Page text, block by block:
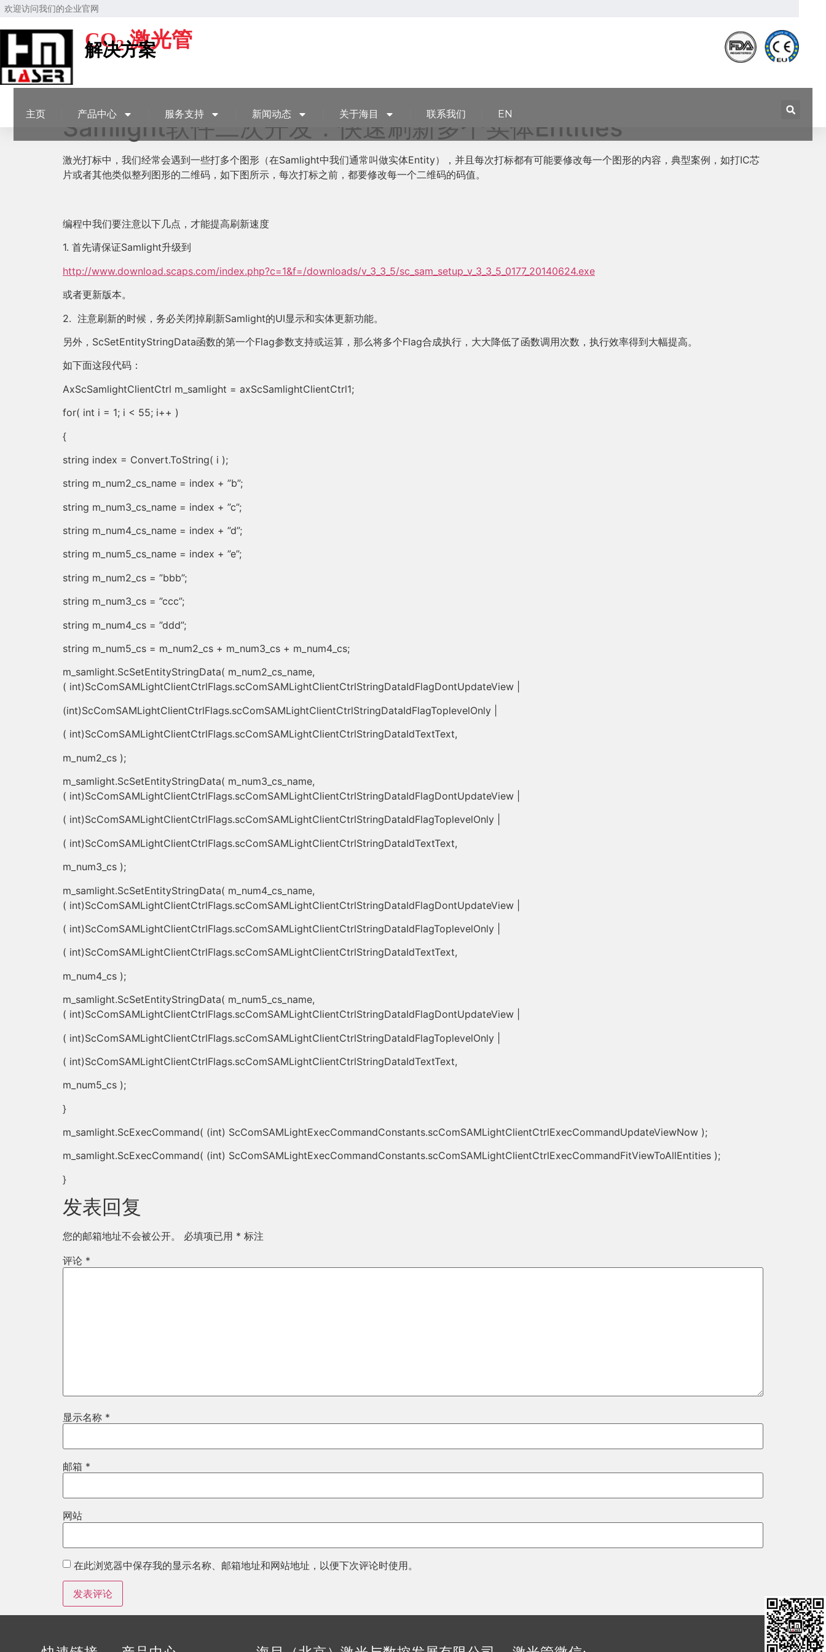
欢迎访问我们的企业官网
CO2激光管
解决方案
主页 产品中心 服务支持 新闻动态 关于海目 联系我们 EN
Samlight软件二次开发：快速刷新多个实体Entities
激光打标中，我们经常会遇到一些打多个图形（在Samlight中我们通常叫做实体Entity），并且每次打标都有可能要修改每一个图形的内容，典型案例，如打IC芯
片或者其他类似整列图形的二维码，如下图所示，每次打标之前，都要修改每一个二维码的码值。
编程中我们要注意以下几点，才能提高刷新速度
1. 首先请保证Samlight升级到
http://www.download.scaps.com/index.php?c=1&f=/downloads/v_3_3_5/sc_sam_setup_v_3_3_5_0177_20140624.exe
或者更新版本。
2. 注意刷新的时候，务必关闭掉刷新Samlight的UI显示和实体更新功能。
另外，ScSetEntityStringData函数的第一个Flag参数支持或运算，那么将多个Flag合成执行，大大降低了函数调用次数，执行效率得到大幅提高。
如下面这段代码：
AxScSamlightClientCtrl m_samlight = axScSamlightClientCtrl1;
for( int i = 1; i < 55; i++ )
{
string index = Convert.ToString( i );
string m_num2_cs_name = index + ”b”;
string m_num3_cs_name = index + ”c”;
string m_num4_cs_name = index + ”d”;
string m_num5_cs_name = index + ”e”;
string m_num2_cs = ”bbb”;
string m_num3_cs = ”ccc”;
string m_num4_cs = ”ddd”;
string m_num5_cs = m_num2_cs + m_num3_cs + m_num4_cs;
m_samlight.ScSetEntityStringData( m_num2_cs_name,
( int)ScComSAMLightClientCtrlFlags.scComSAMLightClientCtrlStringDataIdFlagDontUpdateView |
(int)ScComSAMLightClientCtrlFlags.scComSAMLightClientCtrlStringDataIdFlagToplevelOnly |
( int)ScComSAMLightClientCtrlFlags.scComSAMLightClientCtrlStringDataIdTextText,
m_num2_cs );
m_samlight.ScSetEntityStringData( m_num3_cs_name,
( int)ScComSAMLightClientCtrlFlags.scComSAMLightClientCtrlStringDataIdFlagDontUpdateView |
( int)ScComSAMLightClientCtrlFlags.scComSAMLightClientCtrlStringDataIdFlagToplevelOnly |
( int)ScComSAMLightClientCtrlFlags.scComSAMLightClientCtrlStringDataIdTextText,
m_num3_cs );
m_samlight.ScSetEntityStringData( m_num4_cs_name,
( int)ScComSAMLightClientCtrlFlags.scComSAMLightClientCtrlStringDataIdFlagDontUpdateView |
( int)ScComSAMLightClientCtrlFlags.scComSAMLightClientCtrlStringDataIdFlagToplevelOnly |
( int)ScComSAMLightClientCtrlFlags.scComSAMLightClientCtrlStringDataIdTextText,
m_num4_cs );
m_samlight.ScSetEntityStringData( m_num5_cs_name,
( int)ScComSAMLightClientCtrlFlags.scComSAMLightClientCtrlStringDataIdFlagDontUpdateView |
( int)ScComSAMLightClientCtrlFlags.scComSAMLightClientCtrlStringDataIdFlagToplevelOnly |
( int)ScComSAMLightClientCtrlFlags.scComSAMLightClientCtrlStringDataIdTextText,
m_num5_cs );
}
m_samlight.ScExecCommand( (int) ScComSAMLightExecCommandConstants.scComSAMLightClientCtrlExecCommandUpdateViewNow );
m_samlight.ScExecCommand( (int) ScComSAMLightExecCommandConstants.scComSAMLightClientCtrlExecCommandFitViewToAllEntities );
}
发表回复
您的邮箱地址不会被公开。 必填项已用 * 标注
评论 *
显示名称 *
邮箱 *
网站
在此浏览器中保存我的显示名称、邮箱地址和网站地址，以便下次评论时使用。